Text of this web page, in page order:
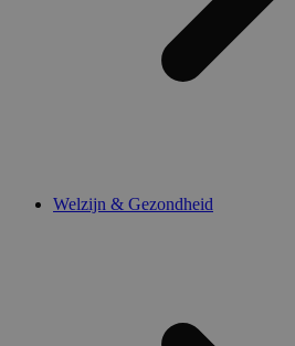
Welzijn & Gezondheid